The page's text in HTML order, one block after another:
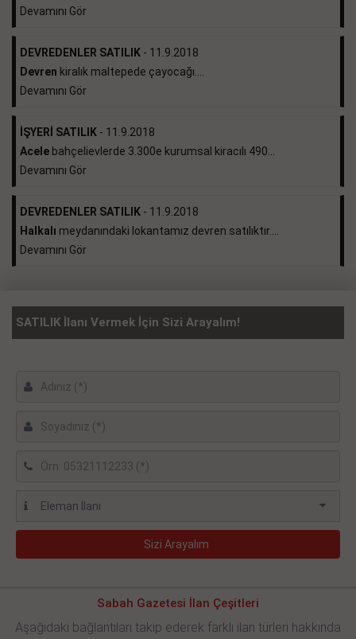
Devamını Gör
DEVREDENLER SATILIK - 11.9.2018
Devren kiralık maltepede çayocağı....
Devamını Gör
İŞYERİ SATILIK - 11.9.2018
Acele bahçelievlerde 3.300e kurumsal kiracılı 490...
Devamını Gör
DEVREDENLER SATILIK - 11.9.2018
Halkalı meydanındaki lokantamız devren satılıktır....
Devamını Gör
SATILIK İlanı Vermek İçin Sizi Arayalım!
Sabah Gazetesi İlan Çeşitleri
Aşağıdaki bağlantıları takip ederek farklı ilan türleri hakkında